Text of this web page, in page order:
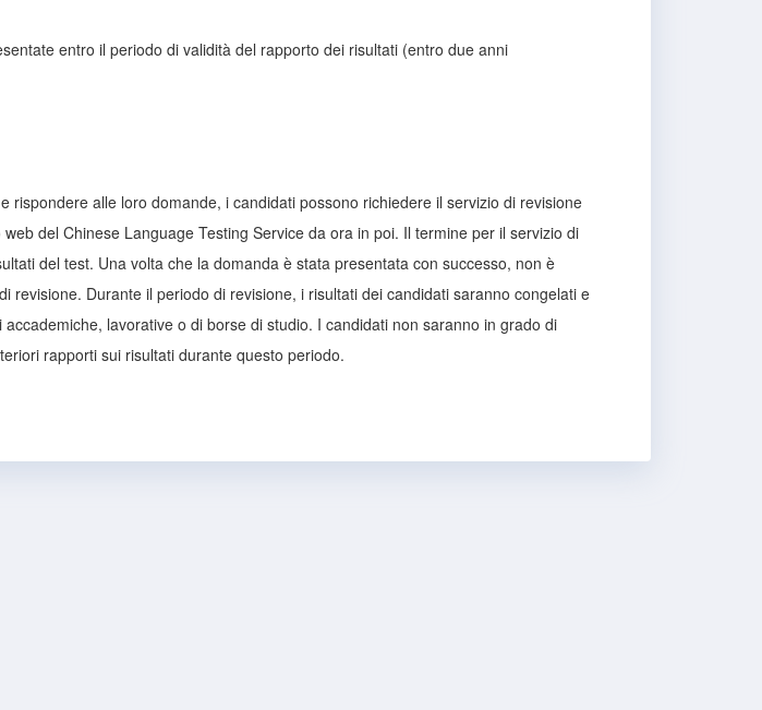
entro il periodo di validità del rapporto dei risultati (entro due anni
rispondere alle loro domande, i candidati possono richiedere il servizio di revisione
del Chinese Language Testing Service da ora in poi. Il termine per il servizio di
del test. Una volta che la domanda è stata presentata con successo, non è
revisione. Durante il periodo di revisione, i risultati dei candidati saranno congelati e
lavorative o di borse di studio. I candidati non saranno in grado di
rapporti sui risultati durante questo periodo.